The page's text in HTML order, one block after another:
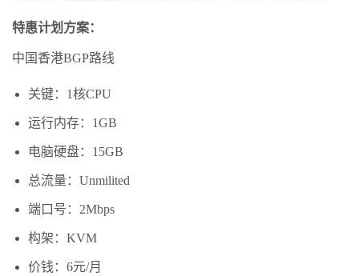
特惠计划方案：
中国香港BGP路线
关键：1核CPU
运行内存：1GB
电脑硬盘：15GB
总流量：Unmilited
端口号：2Mbps
构架：KVM
价钱：6元/月